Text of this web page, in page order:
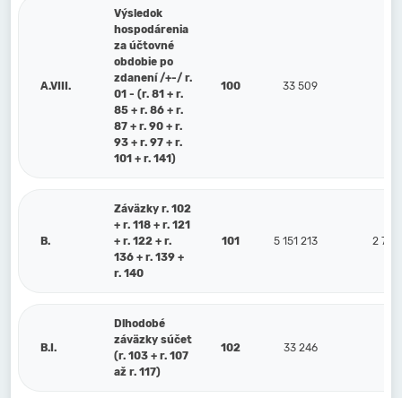
A.VIII.
Výsledok
hospodárenia
za účtovné
obdobie po
zdanení /+-/ r.
01 - (r. 81 + r.
85 + r. 86 + r.
87 + r. 90 + r.
93 + r. 97 + r.
101 + r. 141)
100 33 509
B.
Záväzky r. 102
+ r. 118 + r. 121
+ r. 122 + r.
136 + r. 139 +
r. 140
101 5 151 213 2 797
B.I.
Dlhodobé
záväzky súčet
(r. 103 + r. 107
až r. 117)
102 33 246